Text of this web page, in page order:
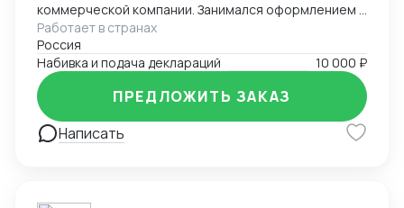
коммерческой компании. Занимался оформлением и
выпуском деклараций. Досмотры, оформление
разрешительных документов, корректировки ДТ
после выпуска товара, КТС. Широкий перечень
оформляемых грузов- редкоземельные материалы,
оборудование, химия, части БПЛА.
Работает в странах
Россия
Набивка и подача деклараций
10 000 ₽
Написать
ПРЕДЛОЖИТЬ ЗАКАЗ